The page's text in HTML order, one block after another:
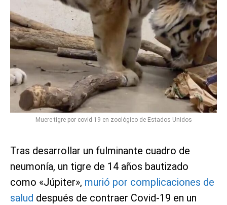
Muere tigre por covid-19 en zoológico de Estados Unidos
Tras desarrollar un fulminante cuadro de
neumonía, un tigre de 14 años bautizado
como «Júpiter», murió por complicaciones de
salud después de contraer Covid-19 en un